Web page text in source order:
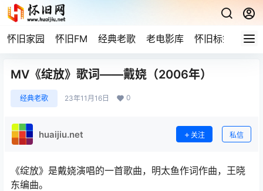
怀旧家园 怀旧FM 经典老歌 老电影库 怀旧标签 网
MV《绽放》歌词——戴娆（2006年）
经典老歌 23年11月16日 0
huaijiu.net 关注 私信
《绽放》是戴娆演唱的一首歌曲，明太鱼作词作曲，王晓
东编曲。